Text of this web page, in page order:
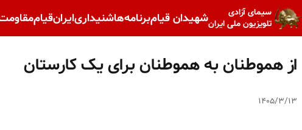
سیمای آزادی
تلویزیون ملی ایرانشهیدان قیامبرنامه‌هاشنیداریایرانقیام
از هموطنان به هموطنان برای یک کارستان
۱۴۰۵/۳/۱۳